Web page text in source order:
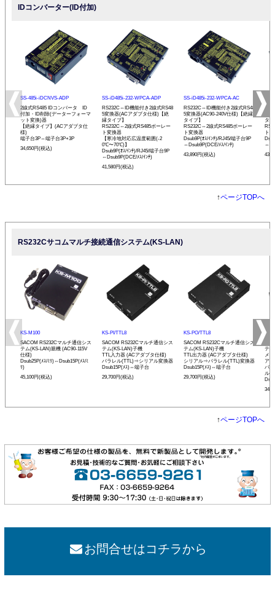
IDコンバーター(ID付加)
SS-485i-iDCNVS-ADP
2線式RS485 IDコンバータ ID
付加・ID削除(データーフォーマ
ット変換)器
【絶縁タイプ】(ACアダプタ仕
様)
端子台3P⇔端子台3P+3P
34,650円(税込)
SS-iD485i-232-WPCA-ADP
RS232C⇔ID機能付き2線式RS48
5変換器(ACアダプタ仕様)【絶
縁タイプ】
RS232C⇔2線式RS485ボーレー
ト変換器
【寒冷地対応広温度範囲(-2
0℃〜70℃)】
Dsub9P(ｵｽ/ｲﾝﾁ)/RJ45/端子台9P
⇔Dsub9P(DCE/ﾒｽ/ｲﾝﾁ)
41,580円(税込)
SS-iD485i-232-WPCA-AC
RS232C⇔ID機能付き2線式RS48
5変換器(AC90-240V仕様)【絶縁
タイプ】
RS232C⇔2線式RS485ボーレー
ト変換器
Dsub9P(ｵｽ/ｲﾝﾁ)/RJ45/端子台9P
⇔Dsub9P(DCE/ﾒｽ/ｲﾝﾁ)
43,890円(税込)
タ
ト
↑ページTOPへ
RS232Cサコムマルチ接続通信システム(KS-LAN)
KS-M100
SACOM RS232Cマルチ通信シス
テム(KS-LAN)親機 (AC90-115V
仕様)
Dsub25P(ﾒｽ/ﾐﾘ)⇔Dsub15P(ﾒｽ/ﾐ
ﾘ)
45,100円(税込)
KS-PI/TTL8
SACOM RS232Cマルチ通信シス
テム(KS-LAN)子機
TTL入力器 (ACアダプタ仕様)
パラレル(TTL)⇒シリアル変換器
Dsub15P(ﾒｽ)⇔端子台
29,700円(税込)
KS-PO/TTL8
SACOM RS232Cマルチ通信シス
テム(KS-LAN)子機
TTL出力器 (ACアダプタ仕様)
シリアル⇒パラレル(TTL)変換器
Dsub15P(ﾒｽ)⇔端子台
29,700円(税込)
KS-
テ
メ
ア
パ
ル
↑ページTOPへ
お問合せはコチラから